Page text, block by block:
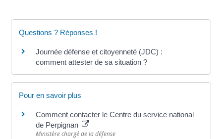
Questions ? Réponses !
Journée défense et citoyenneté (JDC) :
comment attester de sa situation ?
Pour en savoir plus
Comment contacter le Centre du service national
de Perpignan
Ministère chargé de la défense